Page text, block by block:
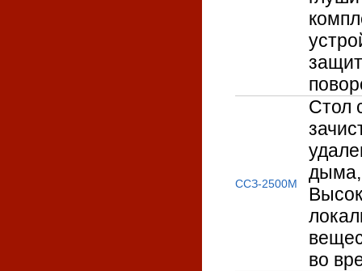
ССЗ-2500М
Стол
дыма,
во